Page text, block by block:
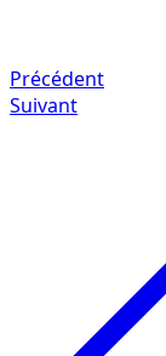
Précédent
Suivant